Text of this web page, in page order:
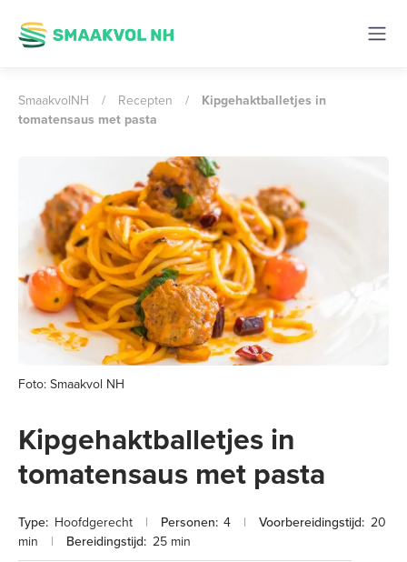
SmaakvolNH / Recepten /
Kipgehaktballetjes in
tomatensaus met pasta
Foto: Smaakvol NH
Kipgehaktballetjes in
tomatensaus met pasta
Type: Hoofdgerecht | Personen: 4 | Voorbereidingstijd: 20
min
| Bereidingstijd: 25 min